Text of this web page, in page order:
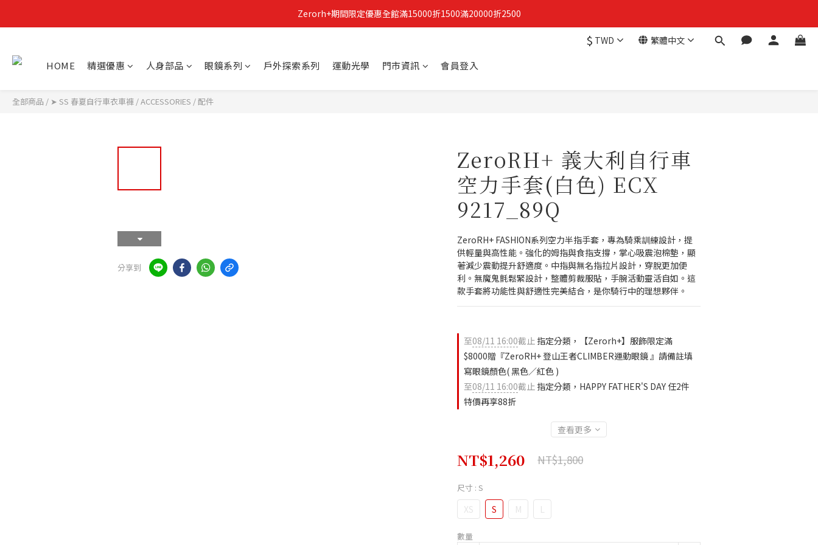
立即加入Zerorh+官網會員，獲得購物禮金
Zerorh+期間限定優惠全館滿15000折1500滿20000折2500
$ TWD 繁體中文
HOME 精選優惠 人身部品 眼鏡系列 戶外探索系列 運動光學 門市資訊 會員登入
全部商品 / ➤ SS 春夏自行車衣車褲 /ACCESSORIES / 配件
分享到
ZeroRH+ 義大利自行車
空力手套(白色) ECX
9217_89Q
ZeroRH+ FASHION系列空力半指手套，專為騎乘訓練設計，提
供輕量與高性能。強化的姆指與食指支撐，掌心吸震泡棉墊，顯
著減少震動提升舒適度。中指與無名指拉片設計，穿脫更加便
利。無魔鬼氈鬆緊設計，整體剪裁服貼，手腕活動靈活自如。這
款手套將功能性與舒適性完美結合，是你騎行中的理想夥伴。
至08/11 16:00截止 指定分類，【Zerorh+】服飾限定滿
$8000贈『ZeroRH+ 登山王者CLIMBER運動眼鏡 』請備註填
寫眼鏡顏色( 黑色／紅色 )
至08/11 16:00截止 指定分類，HAPPY FATHER'S DAY 任2件
特價再享88折
查看更多
NT$1,260 NT$1,800
尺寸 : S
XS S M L
數量